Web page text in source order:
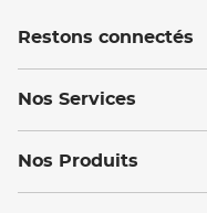
Restons connectés
Nos Services
Nos Produits